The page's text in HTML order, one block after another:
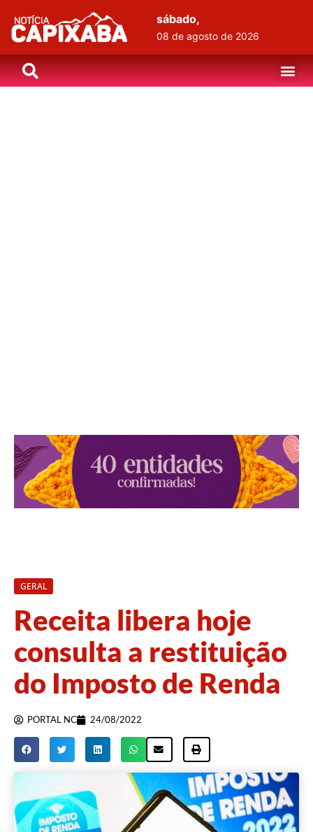
sábado,
08 de agosto de 2026
GERAL
Receita libera hoje
consulta a restituição
do Imposto de Renda
PORTAL NC 24/08/2022